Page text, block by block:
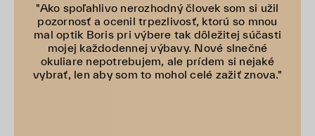
"Ako spoľahlivo nerozhodný človek som si užil
pozornosť a ocenil trpezlivosť, ktorú so mnou
mal optik Boris pri výbere tak dôležitej súčasti
mojej každodennej výbavy. Nové slnečné
okuliare nepotrebujem, ale prídem si nejaké
vybrať, len aby som to mohol celé zažiť znova."